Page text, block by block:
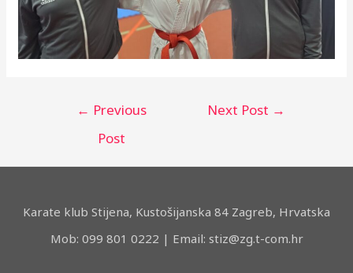
← Previous
Post
Next Post →
Karate klub Stijena, Kustošijanska 84 Zagreb, Hrvatska
Mob: 099 801 0222 | Email: stiz@zg.t-com.hr